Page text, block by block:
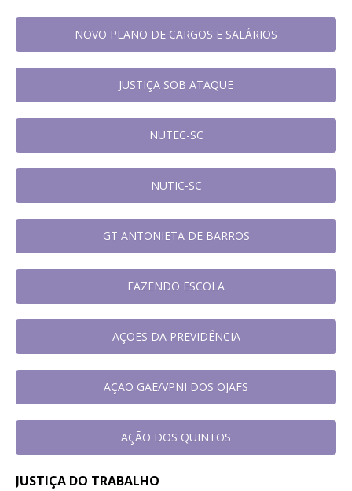
NOVO PLANO DE CARGOS E SALÁRIOS
JUSTIÇA SOB ATAQUE
NUTEC-SC
NUTIC-SC
GT ANTONIETA DE BARROS
FAZENDO ESCOLA
AÇOES DA PREVIDÊNCIA
AÇAO GAE/VPNI DOS OJAFS
AÇÃO DOS QUINTOS
JUSTIÇA DO TRABALHO